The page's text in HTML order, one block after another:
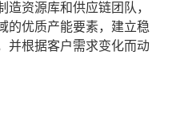
造资源库和供应链团队，
的优质产能要素，建立稳
并根据客户需求变化而动